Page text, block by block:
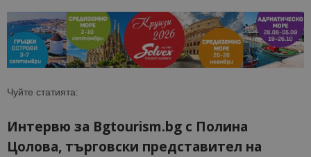
Чуйте статията:
Интервю за Bgtourism.bg с Полина
Цолова, търговски представител на